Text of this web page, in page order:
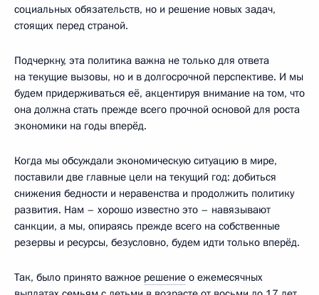
социальных обязательств, но и решение новых задач,
стоящих перед страной.
Подчеркну, эта политика важна не только для ответа
на текущие вызовы, но и в долгосрочной перспективе. И мы
будем придерживаться её, акцентируя внимание на том, что
она должна стать прежде всего прочной основой для роста
экономики на годы вперёд.
Когда мы обсуждали экономическую ситуацию в мире,
поставили две главные цели на текущий год: добиться
снижения бедности и неравенства и продолжить политику
развития. Нам – хорошо известно это – навязывают
санкции, а мы, опираясь прежде всего на собственные
резервы и ресурсы, безусловно, будем идти только вперёд.
Так, было принято важное решение о ежемесячных